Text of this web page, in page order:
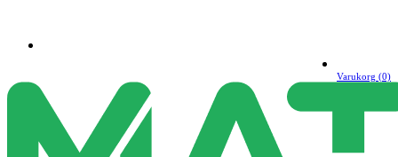
Varukorg (0)